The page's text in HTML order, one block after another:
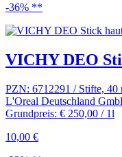
-36% **
VICHY DEO
PZN: 6712291 / Stifte, 40
L'Oreal Deutschland
Grundpreis: € 250,00 / 1l
10,00 €